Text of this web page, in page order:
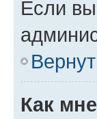
Если
Как